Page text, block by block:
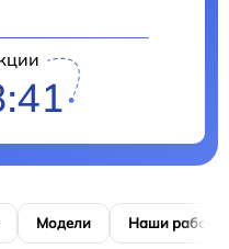
Модели Наши работы